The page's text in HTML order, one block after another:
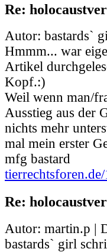
Re:
Autor: bastards`
Hmmm... war
Artikel
Kopf.:)
Weil wenn man/
Ausstieg aus der
nichts mehr
mal mein erster
mfg bastard
Re:
Autor: martin.p |
bastards` girl